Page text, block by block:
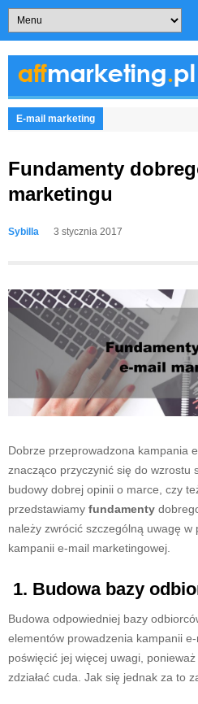
E-mail marketing
Fundamenty
marketingu
Sybilla 3 stycznia 2017
Dobrze przeprowadzona kampania
znacząco przyczynić się do wzrostu
budowy dobrej opinii o marce, czy
przedstawiamy fundamenty
należy zwrócić szczególną uwagę
kampanii e-mail marketingowej.
1. Budowa bazy
Budowa odpowiedniej bazy
elementów prowadzenia kampanii
poświęcić jej więcej uwagi,
zdziałać cuda. Jak się jednak za to